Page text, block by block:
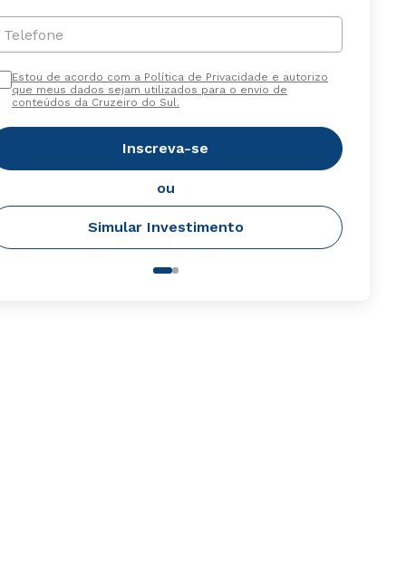
Telefone
Estou de acordo com a Política de Privacidade e autorizo
que meus dados sejam utilizados para o envio de
conteúdos da Cruzeiro do Sul.
Inscreva-se
ou
Simular Investimento